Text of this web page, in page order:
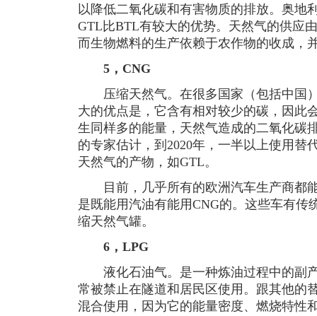
以降低二氧化碳和有害物质的排放。奥地
GTL比BTL有较大的优势。天然气的供应
而生物燃料的生产依赖于农作物的收成，
5，CNG
压缩天然气。在很多国家（包括中国
大的优点是，它含有相对较少的碳，因此
生同样多的能量，天然气造成的二氧化碳
的专家估计，到2020年，一半以上使用替
天然气的产物，如GTL。
目前，几乎所有的欧洲汽车生产商都
是既能用汽油有能用CNG的。这些车有传
缩天然气罐。
6，LPG
液化石油气。是一种炼油过程中的副
常被禁止在隧道和居民区使用。跟其他的
混合使用，因为它的能量密度、燃烧特性